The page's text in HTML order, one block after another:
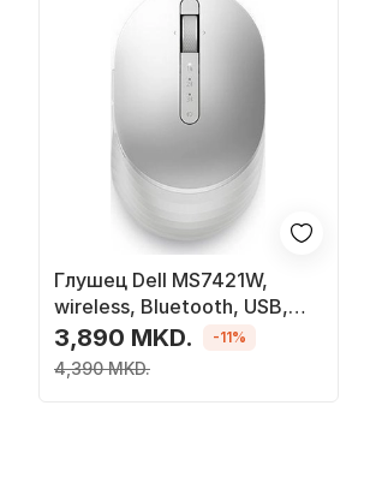
Глушец Dell MS7421W,
wireless, Bluetooth, USB,
бело
3,890 MKD.
4,390 MKD.
-11%